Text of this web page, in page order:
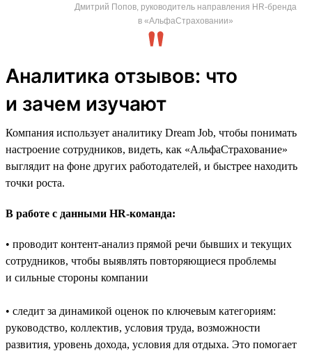
Дмитрий Попов, руководитель направления HR-бренда
в «АльфаСтраховании»
Аналитика отзывов: что
и зачем изучают
Компания использует аналитику Dream Job, чтобы понимать
настроение сотрудников, видеть, как «АльфаСтрахование»
выглядит на фоне других работодателей, и быстрее находить
точки роста.
В работе с данными HR-команда:
• проводит контент-анализ прямой речи бывших и текущих
сотрудников, чтобы выявлять повторяющиеся проблемы
и сильные стороны компании
• следит за динамикой оценок по ключевым категориям:
руководство, коллектив, условия труда, возможности
развития, уровень дохода, условия для отдыха. Это помогает